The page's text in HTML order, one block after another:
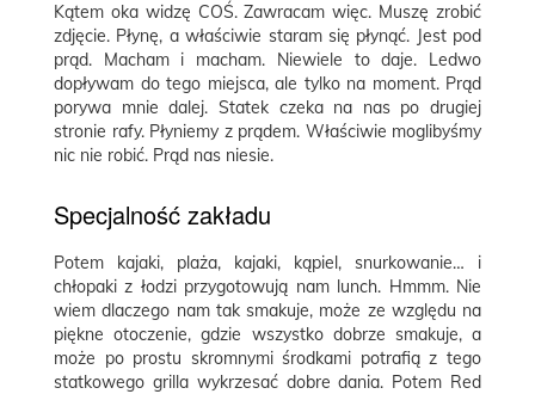
Kątem oka widzę COŚ. Zawracam więc. Muszę zrobić
zdjęcie. Płynę, a właściwie staram się płynąć. Jest pod
prąd. Macham i macham. Niewiele to daje. Ledwo
dopływam do tego miejsca, ale tylko na moment. Prąd
porywa mnie dalej. Statek czeka na nas po drugiej
stronie rafy. Płyniemy z prądem. Właściwie moglibyśmy
nic nie robić. Prąd nas niesie.
Specjalność zakładu
Potem kajaki, plaża, kajaki, kąpiel, snurkowanie… i
chłopaki z łodzi przygotowują nam lunch. Hmmm. Nie
wiem dlaczego nam tak smakuje, może ze względu na
piękne otoczenie, gdzie wszystko dobrze smakuje, a
może po prostu skromnymi środkami potrafią z tego
statkowego grilla wykrzesać dobre dania. Potem Red